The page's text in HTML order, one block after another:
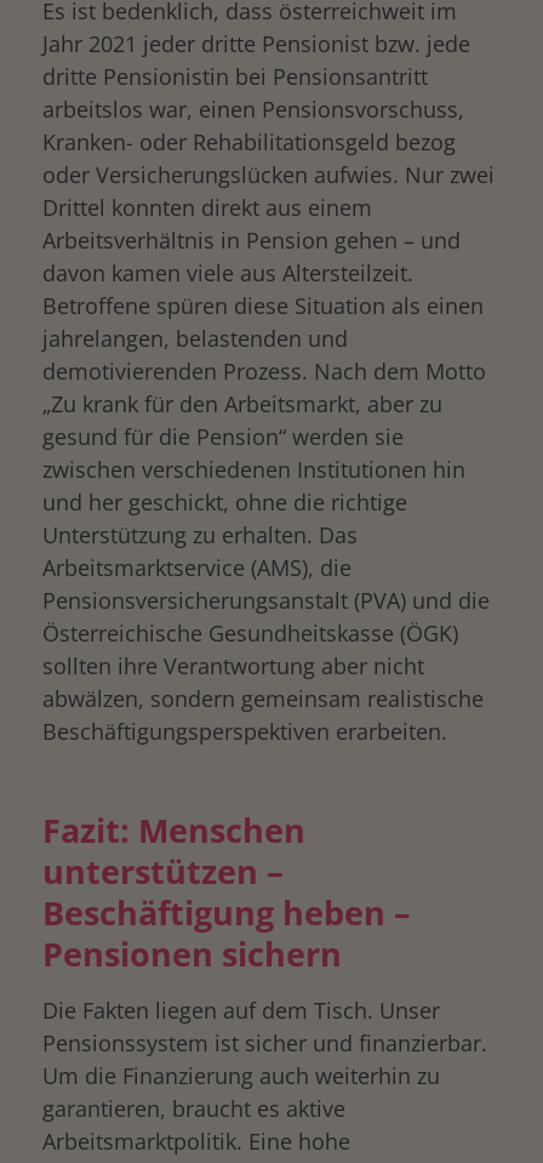
Es ist bedenklich, dass österreichweit im
Jahr 2021 jeder dritte Pensionist bzw. jede
dritte Pensionistin bei Pensionsantritt
arbeitslos war, einen Pensionsvorschuss,
Kranken- oder Rehabilitationsgeld bezog
oder Versicherungslücken aufwies. Nur zwei
Drittel konnten direkt aus einem
Arbeitsverhältnis in Pension gehen – und
davon kamen viele aus Altersteilzeit.
Betroffene spüren diese Situation als einen
jahrelangen, belastenden und
demotivierenden Prozess. Nach dem Motto
„Zu krank für den Arbeitsmarkt, aber zu
gesund für die Pension“ werden sie
zwischen verschiedenen Institutionen hin
und her geschickt, ohne die richtige
Unterstützung zu erhalten. Das
Arbeitsmarktservice (AMS), die
Pensionsversicherungsanstalt (PVA) und die
Österreichische Gesundheitskasse (ÖGK)
sollten ihre Verantwortung aber nicht
abwälzen, sondern gemeinsam realistische
Beschäftigungsperspektiven erarbeiten.
Fazit: Menschen
unterstützen –
Beschäftigung heben –
Pensionen sichern
Die Fakten liegen auf dem Tisch. Unser
Pensionssystem ist sicher und finanzierbar.
Um die Finanzierung auch weiterhin zu
garantieren, braucht es aktive
Arbeitsmarktpolitik. Eine hohe